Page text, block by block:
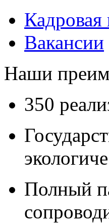
Кадровая
Вакансии
Наши
350
Полный